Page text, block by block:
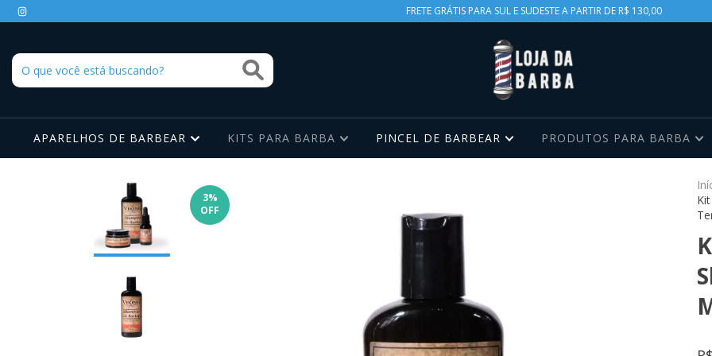
FRETE GRÁTIS PARA SUL E SUDESTE A PARTIR DE R$ 130,00
APARELHOS DE BARBEAR KITS PARA BARBA PINCEL DE BARBEAR PRODUTOS PARA BARBA
3%
OFF